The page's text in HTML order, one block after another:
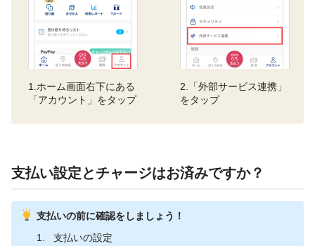
1.ホーム画面右下にある
「アカウント」をタップ
2.「外部サービス連携」
をタップ
支払い設定とチャージはお済みですか？
支払いの前に確認をしましょう！
支払いの設定